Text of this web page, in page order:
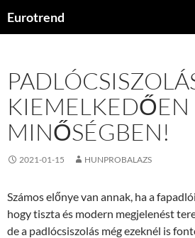
Eurotrend
KIEMELKEDŐEN
MINŐSÉGBEN!
2021-01-15 HUNPROBALAZS
Számos előnye van annak, ha a
hogy tiszta és modern megjelenést
de a padlócsiszolás még ezeknél is